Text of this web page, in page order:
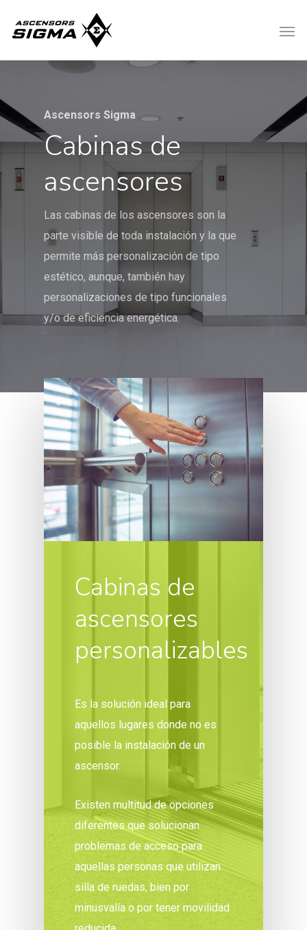
Ascensors Sigma
Cabinas de
ascensores
Las cabinas de los ascensores son la
parte visible de toda instalación y la que
permite más personalización de tipo
estético, aunque, también hay
personalizaciones de tipo funcionales
y/o de eficiencia energética.
Cabinas de
ascensores
personalizables
Es la solución ideal para
aquellos lugares donde no es
posible la instalación de un
ascensor.
Existen multitud de opciones
diferentes que solucionan
problemas de acceso para
aquellas personas que utilizan
silla de ruedas, bien por
minusvalía o por tener movilidad